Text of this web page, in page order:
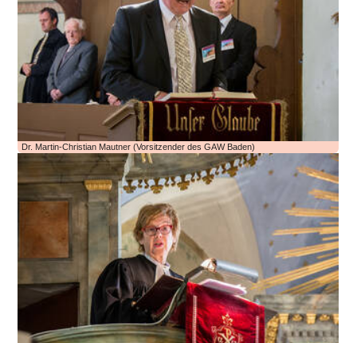
Dr. Martin-Christian Mautner (Vorsitzender des GAW Baden)